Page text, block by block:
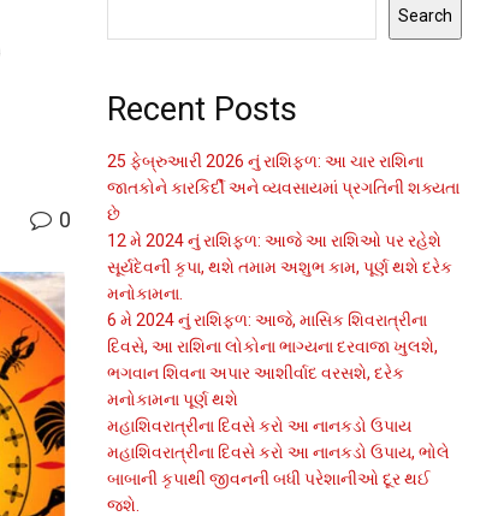
0
Search
Recent Posts
25 ફેબ્રુઆરી 2026 નું રાશિફળ: આ ચાર રાશિના
જાતકોને કારકિર્દી અને વ્યવસાયમાં પ્રગતિની શક્યતા
છે
12 મે 2024 નું રાશિફળ: આજે આ રાશિઓ પર રહેશે
સૂર્યદેવની કૃપા, થશે તમામ અશુભ કામ, પૂર્ણ થશે દરેક
મનોકામના.
6 મે 2024 નું રાશિફળ: આજે, માસિક શિવરાત્રીના
દિવસે, આ રાશિના લોકોના ભાગ્યના દરવાજા ખુલશે,
ભગવાન શિવના અપાર આશીર્વાદ વરસશે, દરેક
મનોકામના પૂર્ણ થશે
મહાશિવરાત્રીના દિવસે કરો આ નાનકડો ઉપાય
મહાશિવરાત્રીના દિવસે કરો આ નાનકડો ઉપાય, ભોલે
બાબાની કૃપાથી જીવનની બધી પરેશાનીઓ દૂર થઈ
જશે.